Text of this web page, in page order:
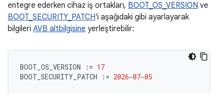
entegre ederken cihaz iş ortakları, BOOT_OS_VERSION ve
BOOT_SECURITY_PATCH'i aşağıdaki gibi ayarlayarak
bilgileri AVB altbilgisine yerleştirebilir:
BOOT_OS_VERSION := 17
BOOT_SECURITY_PATCH
:= 2026-07-05